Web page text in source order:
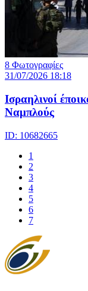
8 Φωτογραφίες
31/07/2026 18:18
Ισραηλινοί
Ναμπλούς
ID: 10682665
1
2
3
4
5
6
7